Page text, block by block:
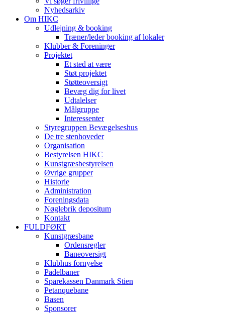
Nyhedsarkiv
Om HIKC
Udlejning & booking
Træner/leder booking af lokaler
Klubber & Foreninger
Projektet
Et sted at være
Støt projektet
Støtteoversigt
Bevæg dig for livet
Udtalelser
Målgruppe
Interessenter
Styregruppen Bevægelseshus
De tre stenhoveder
Organisation
Bestyrelsen HIKC
Kunstgræsbestyrelsen
Øvrige grupper
Historie
Administration
Foreningsdata
Nøglebrik depositum
Kontakt
FULDFØRT
Kunstgræsbane
Ordensregler
Baneoversigt
Klubhus fornyelse
Padelbaner
Sparekassen Danmark Stien
Petanquebane
Basen
Sponsorer